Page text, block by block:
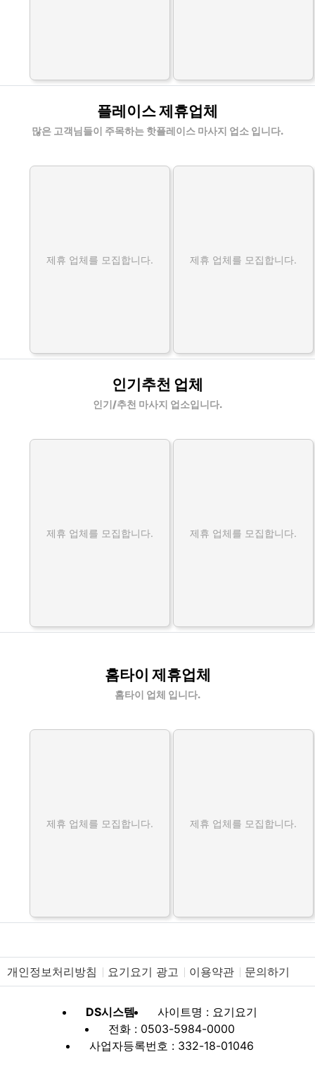
플레이스 제휴업체
많은 고객님들이 주목하는 핫플레이스 마사지 업소 입니다.
제휴 업체를 모집합니다. 제휴 업체를 모집합니다.
인기추천 업체
인기/추천 마사지 업소입니다.
제휴 업체를 모집합니다. 제휴 업체를 모집합니다.
홈타이 제휴업체
홈타이 업체 입니다.
제휴 업체를 모집합니다. 제휴 업체를 모집합니다.
개인정보처리방침 요기요기 광고 이용약관 문의하기
DS시스템
사이트명 : 요기요기
전화 : 0503-5984-0000
사업자등록번호 : 332-18-01046